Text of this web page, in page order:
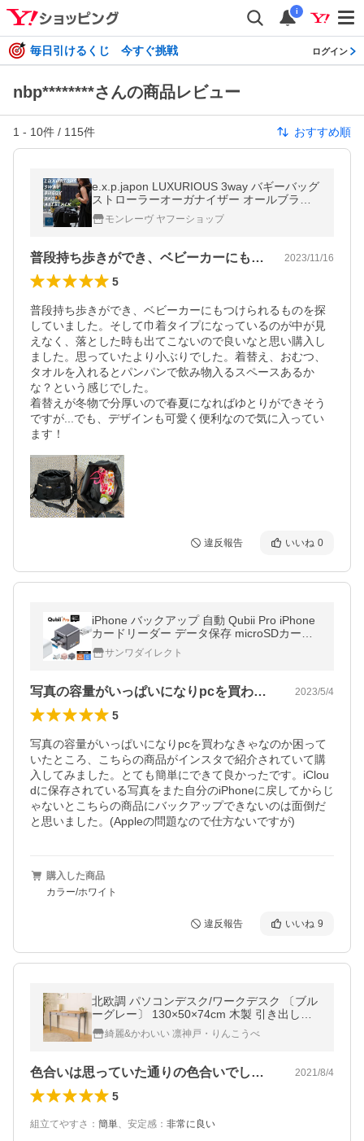
i
毎日引けるくじ 今すぐ挑戦 ログイン
nbp********さんの商品レビュー
1 - 10件 / 115件 おすすめ順
e.x.p.japon LUXURIOUS 3way バギーバッグ
ストローラーオーガナイザー オールブラッ
ク ドリンクホルダー イーエクスピージャポ
ン 小物入れ 小物 ポーチ
モンレーヴ ヤフーショップ
普段持ち歩きができ、ベビーカーにもつけ… 2023/11/16
5
普段持ち歩きができ、ベビーカーにもつけられるものを探
していました。そして巾着タイプになっているのが中が見
えなく、落とした時も出てこないので良いなと思い購入し
ました。思っていたより小ぶりでした。着替え、おむつ、
タオルを入れるとパンパンで飲み物入るスペースあるか
な？という感じでした。
着替えが冬物で分厚いので春夏になればゆとりができそう
ですが...でも、デザインも可愛く便利なので気に入ってい
ます！
違反報告 いいね 0
iPhone バックアップ 自動 Qubii Pro iPhone
カードリーダー データ保存 microSDカード
付属 iPad 充電 USB3.1 Gen1 512GB TS512
GUSD300S-A 402-ADRIP011512
サンワダイレクト
写真の容量がいっぱいになりpcを買わな… 2023/5/4
5
写真の容量がいっぱいになりpcを買わなきゃなのか困って
いたところ、こちらの商品がインスタで紹介されていて購
入してみました。とても簡単にできて良かったです。iClou
dに保存されている写真をまた自分のiPhoneに戻してからじ
ゃないとこちらの商品にバックアップできないのは面倒だ
と思いました。(Appleの問題なので仕方ないですが)
購入した商品
カラー/ホワイト
違反報告 いいね 9
北欧調 パソコンデスク/ワークデスク 〔ブル
ーグレー〕 130×50×74cm 木製 引き出し付
き 組立品 〔在宅ワーク テレワーク〕
綺麗&かわいい 凛神戸・りんこうべ
色合いは思っていた通りの色合いでした！… 2021/8/4
5
組立てやすさ ： 簡単、 安定感 ： 非常に良い